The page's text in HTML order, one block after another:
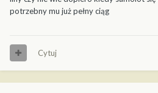
potrzebny mu już pełny ciąg
Cytuj